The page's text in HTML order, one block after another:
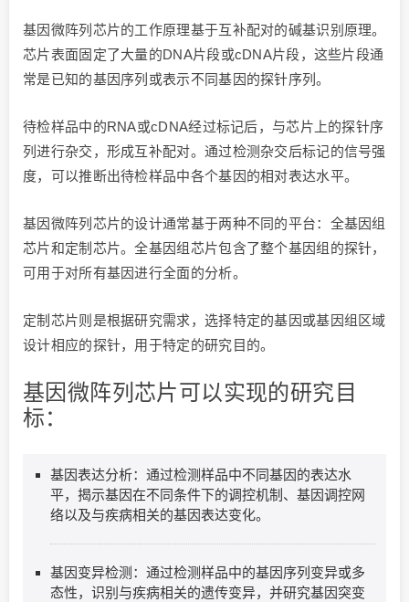
基因微阵列芯片的工作原理基于互补配对的碱基识别原理。
芯片表面固定了大量的DNA片段或cDNA片段，这些片段通
常是已知的基因序列或表示不同基因的探针序列。
待检样品中的RNA或cDNA经过标记后，与芯片上的探针序
列进行杂交，形成互补配对。通过检测杂交后标记的信号强
度，可以推断出待检样品中各个基因的相对表达水平。
基因微阵列芯片的设计通常基于两种不同的平台：全基因组
芯片和定制芯片。全基因组芯片包含了整个基因组的探针，
可用于对所有基因进行全面的分析。
定制芯片则是根据研究需求，选择特定的基因或基因组区域
设计相应的探针，用于特定的研究目的。
基因微阵列芯片可以实现的研究目
标：
基因表达分析：通过检测样品中不同基因的表达水
平，揭示基因在不同条件下的调控机制、基因调控网
络以及与疾病相关的基因表达变化。
基因变异检测：通过检测样品中的基因序列变异或多
态性，识别与疾病相关的遗传变异，并研究基因突变